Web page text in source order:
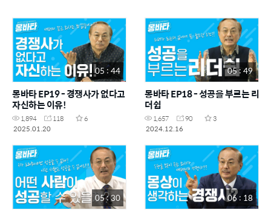
05 : 44
몽바타 EP19 - 경쟁사가 없다고
자신하는 이유!
1,894 118
6
2025.01.20
05 : 49
몽바타 EP18 - 성공을 부르는 리
더쉽
1,657 90
3
2024.12.16
05 : 30 06 : 18